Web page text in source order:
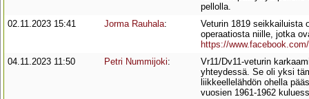
pellolla.
02.11.2023 15:41
Jorma Rauhala:
Veturin 1819 seikkailuista
operaatiosta niille, jotka
https://
04.11.2023 11:50
Petri Nummijoki:
Vr11/Dv11-veturin
yhteydessä. Se oli yksi
liikkeellelähdön ohella
vuosien 1961-1962